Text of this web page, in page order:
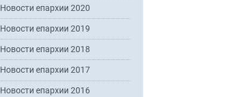
Новости епархии 2020
Новости епархии 2019
Новости епархии 2018
Новости епархии 2017
Новости епархии 2016